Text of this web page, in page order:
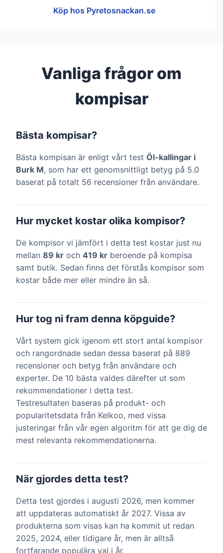
Köp hos Pyretosnackan.se
Vanliga frågor om
kompisar
Bästa kompisar?
Bästa kompisan är enligt vårt test Öl-kallingar i
Burk M, som har ett genomsnittligt betyg på 5.0
baserat på totalt 56 recensioner från användare.
Hur mycket kostar olika kompisor?
De kompisor vi jämfört i detta test kostar just nu
mellan 89 kr och 419 kr beroende på kompisa
samt butik. Sedan finns det förstås kompisor som
kostar både mer eller mindre än så.
Hur tog ni fram denna köpguide?
Vårt system gick igenom ett stort antal kompisor
och rangordnade sedan dessa baserat på 889
recensioner och betyg från användare och
experter. De 10 bästa valdes därefter ut som
rekommendationer i detta test.
Testresultaten baseras på produkt- och
popularitetsdata från Kelkoo, med vissa
justeringar från vår egen algoritm för att ge dig de
mest relevanta rekommendationerna.
När gjordes detta test?
Detta test gjordes i augusti 2026, men kommer
att uppdateras automatiskt år 2027. Vissa av
produkterna som visas kan ha kommit ut redan
2025, 2024, eller tidigare år, men är alltså
fortfarande populära val i år.